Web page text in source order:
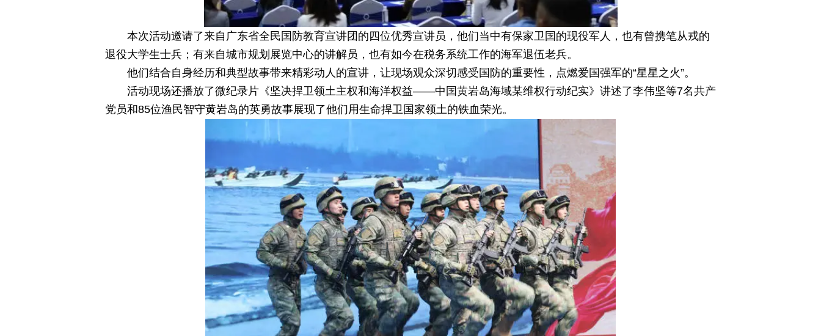
本次活动邀请了来自广东省全民国防教育宣讲团的四位优秀宣讲员，他们当中有保家卫国的现役军人，也有曾携笔从戎的
退役大学生士兵；有来自城市规划展览中心的讲解员，也有如今在税务系统工作的海军退伍老兵。
他们结合自身经历和典型故事带来精彩动人的宣讲，让现场观众深切感受国防的重要性，点燃爱国强军的“星星之火”。
活动现场还播放了微纪录片《坚决捍卫领土主权和海洋权益——中国黄岩岛海域某维权行动纪实》讲述了李伟坚等7名共产
党员和85位渔民智守黄岩岛的英勇故事展现了他们用生命捍卫国家领土的铁血荣光。